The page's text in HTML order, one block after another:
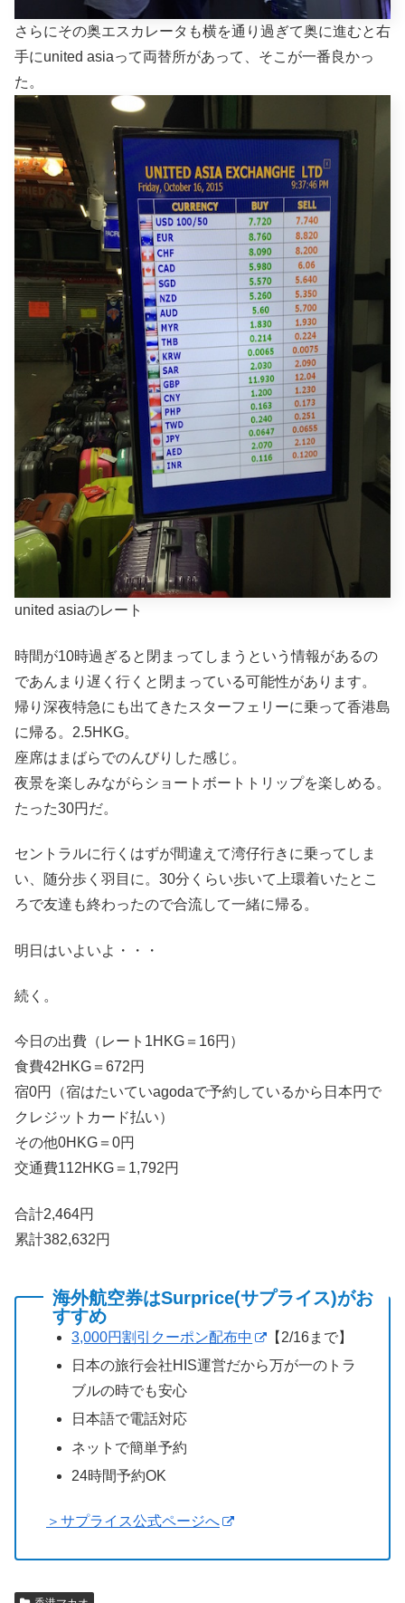
さらにその奥エスカレータも横を通り過ぎて奥に進むと右
手にunited asiaって両替所があって、そこが一番良かっ
た。
united asiaのレート
時間が10時過ぎると閉まってしまうという情報があるの
であんまり遅く行くと閉まっている可能性があります。
帰り深夜特急にも出てきたスターフェリーに乗って香港島
に帰る。2.5HKG。
座席はまばらでのんびりした感じ。
夜景を楽しみながらショートボートトリップを楽しめる。
たった30円だ。
セントラルに行くはずが間違えて湾仔行きに乗ってしま
い、随分歩く羽目に。30分くらい歩いて上環着いたとこ
ろで友達も終わったので合流して一緒に帰る。
明日はいよいよ・・・
続く。
今日の出費（レート1HKG＝16円）
食費42HKG＝672円
宿0円（宿はたいていagodaで予約しているから日本円で
クレジットカード払い）
その他0HKG＝0円
交通費112HKG＝1,792円
合計2,464円
累計382,632円
海外航空券はSurprice(サプライス)がお
すすめ
3,000円割引クーポン配布中
【2/16まで】
日本の旅行会社HIS運営だから万が一のトラ
ブルの時でも安心
日本語で電話対応
ネットで簡単予約
24時間予約OK
＞サプライス公式ページへ